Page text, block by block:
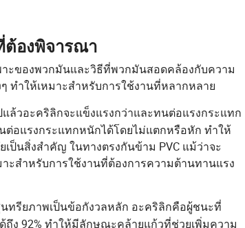
ต้องพิจารณา
าะของพวกมันและวิธีที่พวกมันสอดคล้องกับความ
ทำให้เหมาะสำหรับการใช้งานที่หลากหลาย
ล้วอะคริลิกจะแข็งแรงกว่าและทนต่อแรงกระแทก
ต่อแรงกระแทกหนักได้โดยไม่แตกหรือหัก ทำให้
นสิ่งสำคัญ ในทางตรงกันข้าม PVC แม้ว่าจะ
ะสำหรับการใช้งานที่ต้องการความต้านทานแรง
รียภาพเป็นข้อกังวลหลัก อะคริลิกคือผู้ชนะที่
ถึง 92% ทำให้มีลักษณะคล้ายแก้วที่ช่วยเพิ่มความ